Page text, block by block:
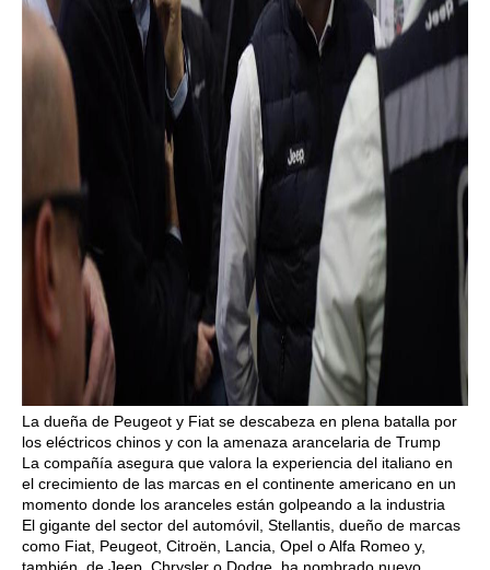
La dueña de Peugeot y Fiat se descabeza en plena batalla por
los eléctricos chinos y con la amenaza arancelaria de Trump
La compañía asegura que valora la experiencia del italiano en
el crecimiento de las marcas en el continente americano en un
momento donde los aranceles están golpeando a la industria
El gigante del sector del automóvil, Stellantis, dueño de marcas
como Fiat, Peugeot, Citroën, Lancia, Opel o Alfa Romeo y,